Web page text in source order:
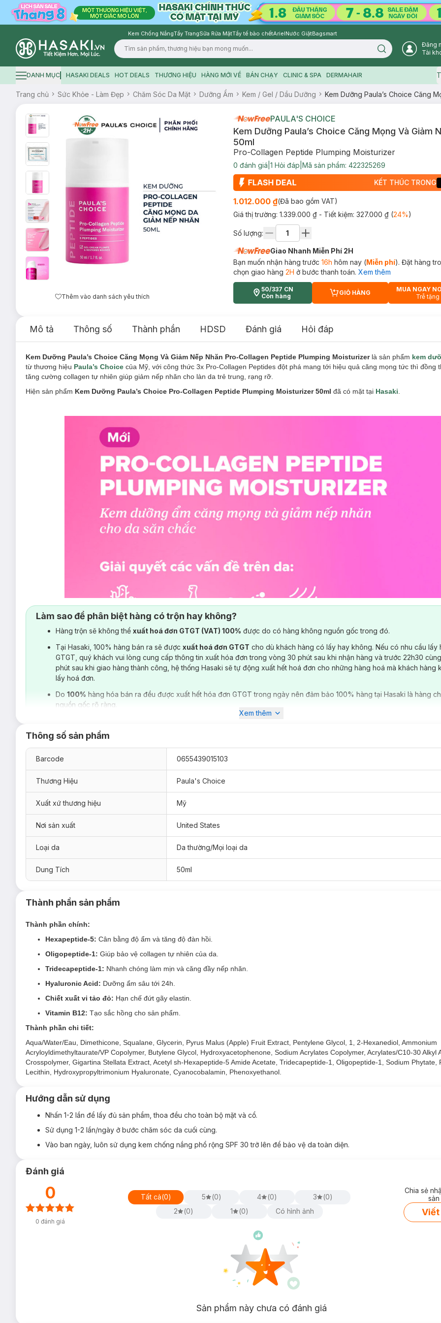
Kem Chống NắngTẩy TrangSữa Rửa MặtTẩy tế bào chếtArielNước GiặtBagsmart
Logo
Search icon
Đăng
Tài
Hamburger icon
DANH MỤC HASAKI DEALS HOT DEALS THƯƠNG HIỆU HÀNG MỚI VỀ BÁN CHẠY CLINIC & SPA DERMAHAIR
Trang chủ Sức Khỏe - Làm Đẹp Chăm Sóc Da Mặt Dưỡng Ẩm Kem / Gel / Dầu Dưỡng Kem Dưỡng Paula’s Choice Căng
Thêm vào danh sách yêu thích
PAULA'S CHOICE
Kem Dưỡng Paula’s Choice Căng Mọng Và Giảm
50ml
Pro-Collagen Peptide Plumping Moisturizer
0 đánh giá 1 Hỏi đáp Mã sản phẩm: 422325269
KẾT THÚC TRONG
1.012.000 ₫(Đã bao gồm VAT)
Giá thị trường: 1.339.000 ₫ - Tiết kiệm: 327.000 ₫(24%)
Số lượng:
Giao Nhanh Miễn Phí 2H
Bạn muốn nhận hàng trước 16h hôm nay (Miễn phí). Đặt hàng
chọn giao hàng 2H ở bước thanh toán. Xem thêm
50/337 CN
Còn hàng
CART PLUS ICON
GIỎ HÀNG
MUA NGAY
Trễ tặng
Mô tả Thông số Thành phần HDSD Đánh giá Hỏi đáp
Kem Dưỡng Paula’s Choice Căng Mọng Và Giảm Nếp Nhăn Pro-Collagen Peptide Plumping Moisturizerlà sản phẩm kem
từ thương hiệu Paula’s Choice của Mỹ, với công thức 3x Pro-Collagen Peptides đột phá mang tới hiệu quả căng mọng tức thì đồng
tăng cường collagen tự nhiên giúp giảm nếp nhăn cho làn da trẻ trung, rạng rỡ.
Hiện sản phẩm Kem Dưỡng Paula’s Choice Pro-Collagen Peptide Plumping Moisturizer 50ml đã có mặt tại Hasaki
Kem Dưỡng Paula’s Choice Pro-Collagen Peptide Plumping Moisturizer phù hợp với loại da nào?
Sản phẩm thích hợp với mọi loại da.
Làm sao để phân biệt hàng có trộn hay không?
Hàng trộn sẽ không thể xuất hoá đơn GTGT (VAT) 100% được do có hàng không nguồn gốc trong đó.
Tại Hasaki, 100% hàng bán ra sẽ được xuất hoá đơn GTGT cho dù khách hàng có lấy hay không. Nếu có nhu cầu lấy
GTGT, quý khách vui lòng cung cấp thông tin xuất hóa đơn trong vòng 30 phút sau khi nhận hàng và trước 22h30
phút sau khi giao hàng thành công, hệ thống Hasaki sẽ tự động xuất hết hoá đơn cho những hàng hoá mà khách hàng
lấy hoá đơn.
Do 100% hàng hóa bán ra đều được xuất hết hóa đơn GTGT trong ngày nên đảm bảo 100% hàng tại Hasaki là hàng
nguồn gốc rõ ràng.
Xem thêm
Thông số sản phẩm
Barcode 0655439015103
Thương Hiệu Paula's Choice
Xuất xứ thương hiệu Mỹ
Nơi sản xuất United States
Loại da Da thường/Mọi loại da
Dung Tích 50ml
Thành phần sản phẩm
Thành phần chính:
Hexapeptide-5: Cân bằng độ ẩm và tăng độ đàn hồi.
Oligopeptide-1: Giúp bảo vệ collagen tự nhiên của da.
Tridecapeptide-1: Nhanh chóng làm mịn và căng đầy nếp nhăn.
Hyaluronic Acid: Dưỡng ẩm sâu tới 24h.
Chiết xuất vi tảo đỏ: Hạn chế đứt gãy elastin.
Vitamin B12: Tạo sắc hồng cho sản phẩm.
Thành phần chi tiết:
Aqua/Water/Eau, Dimethicone, Squalane, Glycerin, Pyrus Malus (Apple) Fruit Extract, Pentylene Glycol, 1, 2-Hexanediol, Ammonium
Acryloyldimethyltaurate/VP Copolymer, Butylene Glycol, Hydroxyacetophenone, Sodium Acrylates Copolymer, Acrylates/C10-30 Alkyl
Crosspolymer, Gigartina Stellata Extract, Acetyl sh-Hexapeptide-5 Amide Acetate, Tridecapeptide-1, Oligopeptide-1, Sodium Phytate,
Lecithin, Hydroxypropyltrimonium Hyaluronate, Cyanocobalamin, Phenoxyethanol.
Hướng dẫn sử dụng
Nhấn 1-2 lần để lấy đủ sản phẩm, thoa đều cho toàn bộ mặt và cổ.
Sử dụng 1-2 lần/ngày ở bước chăm sóc da cuối cùng.
Vào ban ngày, luôn sử dụng kem chống nắng phổ rộng SPF 30 trở lên để bảo vệ da toàn diện.
Đánh giá
0
0 đánh giá
Tất cả(0) 5 (0) 4 (0) 3 (0)
2
(0) 1 (0) Có hình ảnh
Chia sẻ
Viết
Sản phẩm này chưa có đánh giá